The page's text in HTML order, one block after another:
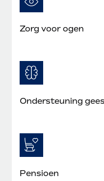
Zorg voor ogen
Ondersteuning
Pensioen